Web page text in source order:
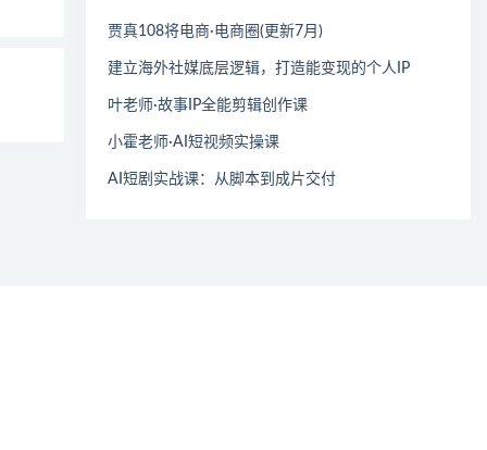
贾真108将电商·电商圈(更新7月)
建立海外社媒底层逻辑，打造能变现的个人IP
叶老师·故事IP全能剪辑创作课
小霍老师·AI短视频实操课
AI短剧实战课：从脚本到成片交付